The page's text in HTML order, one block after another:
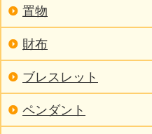
置物
財布
ブレスレット
ペンダント